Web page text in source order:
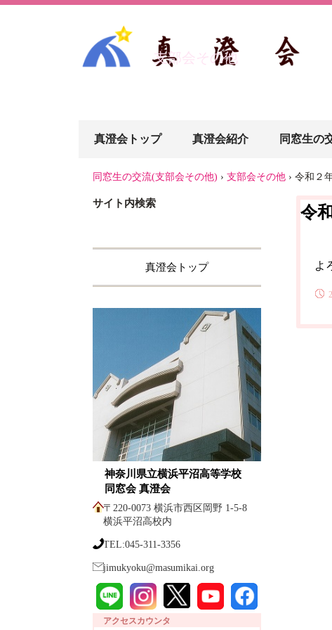
支部会その他
真澄会トップ 真澄会紹介 同窓生の
同窓生の交流(支部会その他) › 支部会その他 › 令和２
令
よ
サイト内検索
真澄会トップ
神奈川県立横浜平沼高等学校
同窓会 真澄会
〒220-0073 横浜市西区岡野 1-5-8
横浜平沼高校内
TEL:045-311-3356
jimukyoku@masumikai.org
アクセスカウンタ